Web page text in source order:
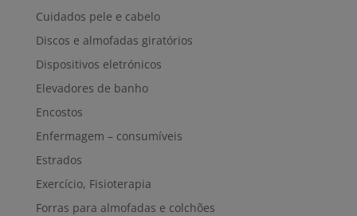
Cuidados pele e cabelo
Discos e almofadas giratórios
Dispositivos eletrónicos
Elevadores de banho
Encostos
Enfermagem – consumíveis
Estrados
Exercício, Fisioterapia
Forras para almofadas e colchões